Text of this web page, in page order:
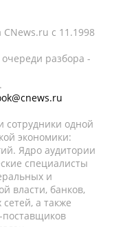
c 11.1998
разбора -
сотрудники одной
экономики:
Ядро аудитории
специалисты
и
власти, банков,
а также
поставщиков